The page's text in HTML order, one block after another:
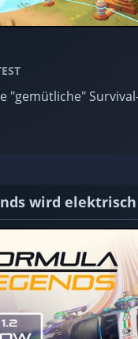
"gemütliche"
wird elektrisch